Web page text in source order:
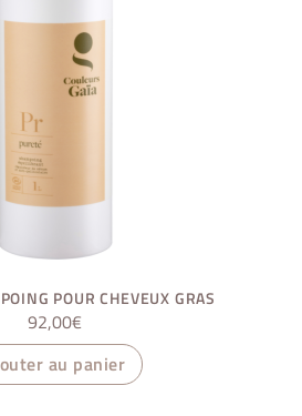
POUR CHEVEUX GRAS
92,00€
au panier